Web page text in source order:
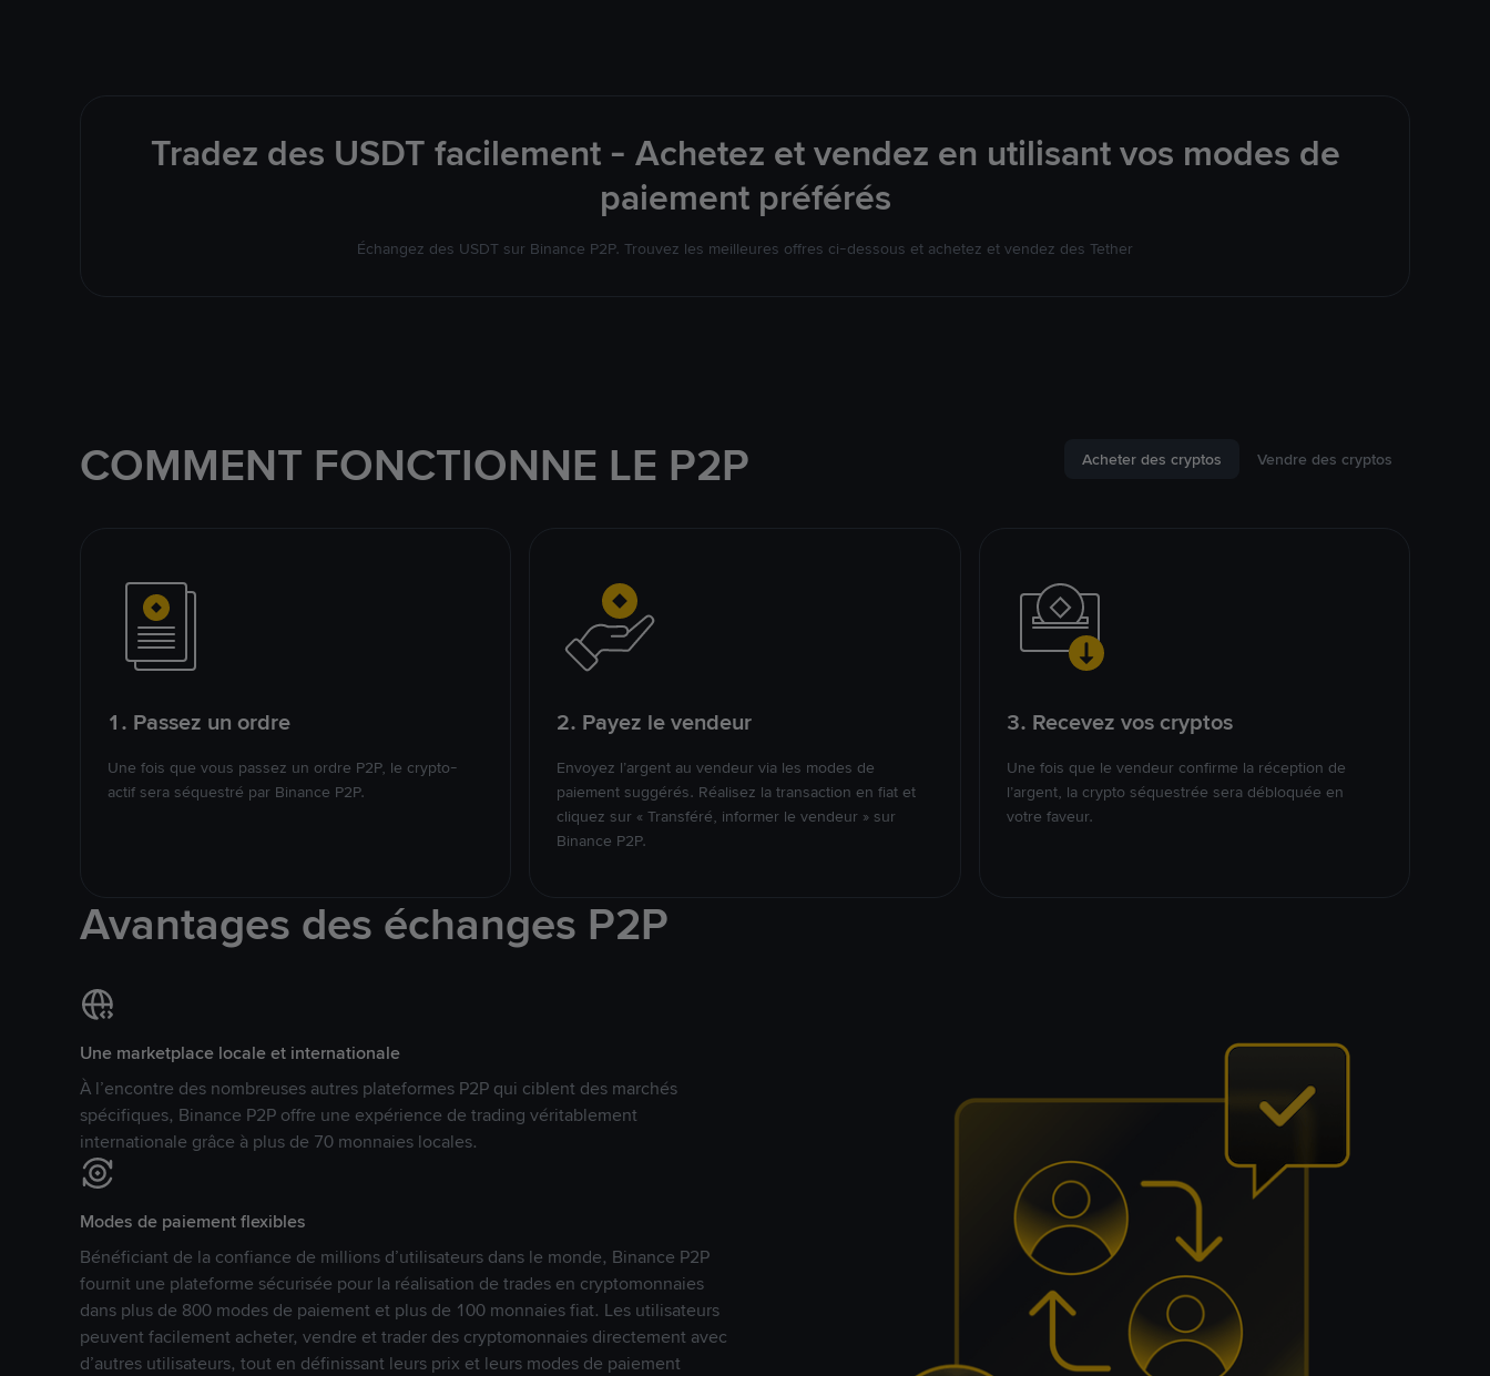
Tradez des USDT facilement - Achetez et vendez en utilisant vos modes de
paiement préférés
Échangez des USDT sur Binance P2P. Trouvez les meilleures offres ci-dessous et achetez et vendez des Tether
COMMENT FONCTIONNE LE P2P Acheter des cryptos Vendre des cryptos
1. Passez un ordre
Une fois que vous passez un ordre P2P, le crypto-
actif sera séquestré par Binance P2P.
2. Payez le vendeur
Envoyez l’argent au vendeur via les modes de
paiement suggérés. Réalisez la transaction en fiat et
cliquez sur « Transféré, informer le vendeur » sur
Binance P2P.
3. Recevez vos cryptos
Une fois que le vendeur confirme la réception de
l’argent, la crypto séquestrée sera débloquée en
votre faveur.
Avantages des échanges P2P
Une marketplace locale et internationale
À l’encontre des nombreuses autres plateformes P2P qui ciblent des marchés
spécifiques, Binance P2P offre une expérience de trading véritablement
internationale grâce à plus de 70 monnaies locales.
Modes de paiement flexibles
Bénéficiant de la confiance de millions d’utilisateurs dans le monde, Binance P2P
fournit une plateforme sécurisée pour la réalisation de trades en cryptomonnaies
dans plus de 800 modes de paiement et plus de 100 monnaies fiat. Les utilisateurs
peuvent facilement acheter, vendre et trader des cryptomonnaies directement avec
d’autres utilisateurs, tout en définissant leurs prix et leurs modes de paiement